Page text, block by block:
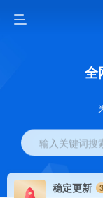
全
输入关键词搜
稳定更新